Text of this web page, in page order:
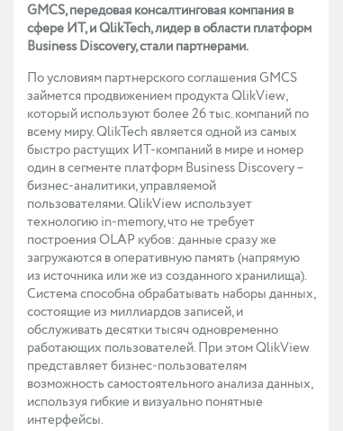
GMCS, передовая консалтинговая компания в
сфере ИТ, и QlikTech, лидер в области платформ
Business Discovery, стали партнерами.
По условиям партнерского соглашения GMCS
займется продвижением продукта QlikView,
который используют более 26 тыс. компаний по
всему миру. QlikTech является одной из самых
быстро растущих ИТ-компаний в мире и номер
один в сегменте платформ Business Discovery –
бизнес-аналитики, управляемой
пользователями. QlikView использует
технологию in-memory, что не требует
построения OLAP кубов: данные сразу же
загружаются в оперативную память (напрямую
из источника или же из созданного хранилища).
Система способна обрабатывать наборы данных,
состоящие из миллиардов записей, и
обслуживать десятки тысяч одновременно
работающих пользователей. При этом QlikView
представляет бизнес-пользователям
возможность самостоятельного анализа данных,
используя гибкие и визуально понятные
интерфейсы.